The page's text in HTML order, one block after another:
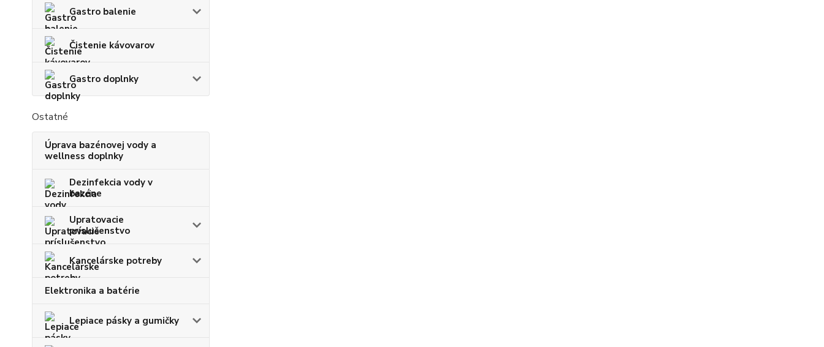
Gastro balenie
Čistenie kávovarov
Gastro doplnky
Ostatné
Úprava bazénovej vody a
wellness doplnky
Dezinfekcia vody v
bazéne
Upratovacie
príslušenstvo
Kancelárske potreby
Elektronika a batérie
Lepiace pásky a gumičky